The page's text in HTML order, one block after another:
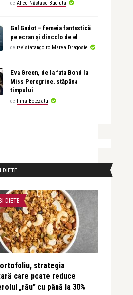
de Alice Năstase Buciuta
Gal Gadot – femeia fantastică
pe ecran și dincolo de el
de revistatango.ro Marea Dragoste
Eva Green, de la fata Bond la
Miss Peregrine, stăpâna
timpului
de Irina Botezatu
DIETE
DIETE
strategia
care poate reduce
„rău” cu până la 30%